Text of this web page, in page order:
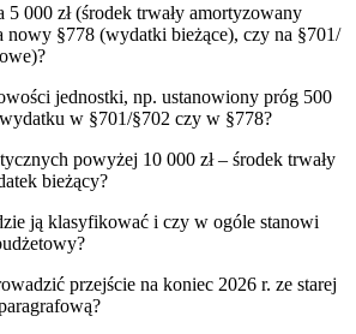
000 zł (środek trwały amortyzowany
nowy §778 (wydatki bieżące), czy na §701/
jednostki, np. ustanowiony próg 500
w §701/§702 czy w §778?
powyżej 10 000 zł – środek trwały
bieżący?
ją klasyfikować i czy w ogóle stanowi
przejście na koniec 2026 r. ze starej